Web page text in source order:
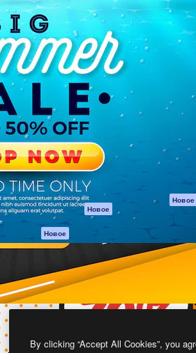
Продукция
Spaces
ИИ-помощник
Генератор
изображений ИИ
Генератор видео
ИИ
Генератор голоса
на основе ИИ
Стоковый контент
MCP для
Claude/ChatGPT
Новое
Новое
API
Мобильное
приложение
Все инструменты
Magnific
Начать
Academy
Документация по
Пакету ИИ
поддержки
положения
Политика
Оригиналы
Новое
Политика файлов
Центр доверия
Партнеры
By clicking “Accept All Cookies”, you